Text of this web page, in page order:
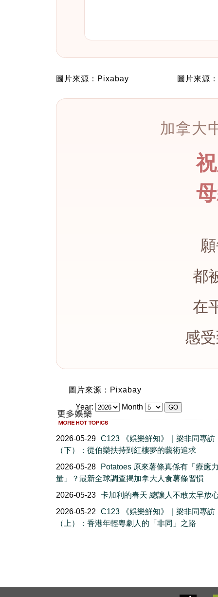
圖片來源：Pixabay 圖片來源
加拿大
都
在
感
圖片來源：Pixabay
Year: Month
2026-05-29 C123 《娛樂鮮知》｜梁非同專訪
（下）：從伯樂扶持到紅樓夢的藝術追求
2026-05-28
Potatoes 原來薯條真係有「療癒
量」？最新全球調查揭加拿大人食薯條習慣
2026-05-23 卡加利的春天 總讓人不敢太早放
2026-05-22
C123 《娛樂鮮知》｜梁非同專訪
（上）：香港年輕粵劇人的「非同」之路